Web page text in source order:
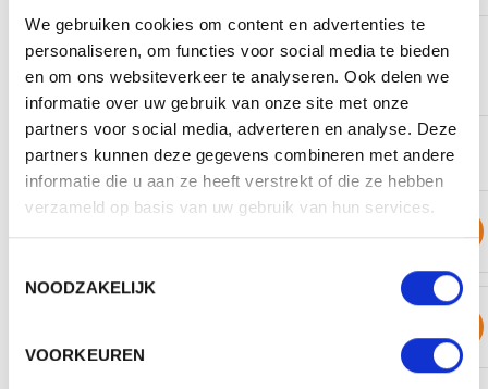
We gebruiken cookies om content en advertenties te
personaliseren, om functies voor social media te bieden
en om ons websiteverkeer te analyseren. Ook delen we
informatie over uw gebruik van onze site met onze
partners voor social media, adverteren en analyse. Deze
partners kunnen deze gegevens combineren met andere
informatie die u aan ze heeft verstrekt of die ze hebben
verzameld op basis van uw gebruik van hun services.
NOODZAKELIJK
VOORKEUREN
BESCHIKBARE KLEUREN
PRODUCT SHEETS
M140958 - MINI SAFETY VEST
Origineel (PDF) Download